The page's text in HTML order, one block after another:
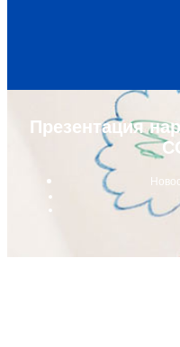
Презентация